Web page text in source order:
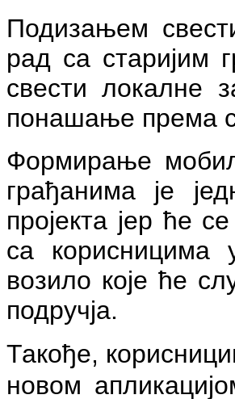
Подизањем
рад са старијим
свести локалне
понашање према
Формирање
грађанима је
пројекта јер ће
са корисницима
возило које ће
подручја.
Такође,
новом